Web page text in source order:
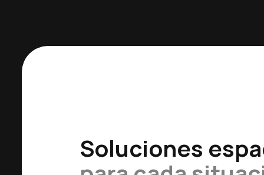
Soluciones